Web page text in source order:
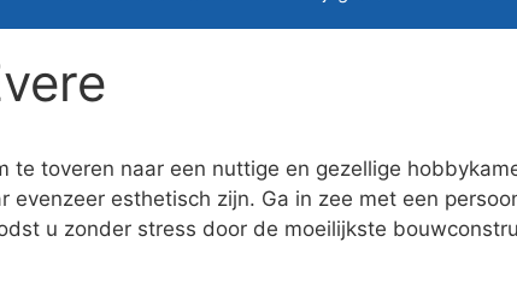
te toveren naar een nuttige en gezellige
evenzeer esthetisch zijn. Ga in zee met een
u zonder stress door de moeilijkste